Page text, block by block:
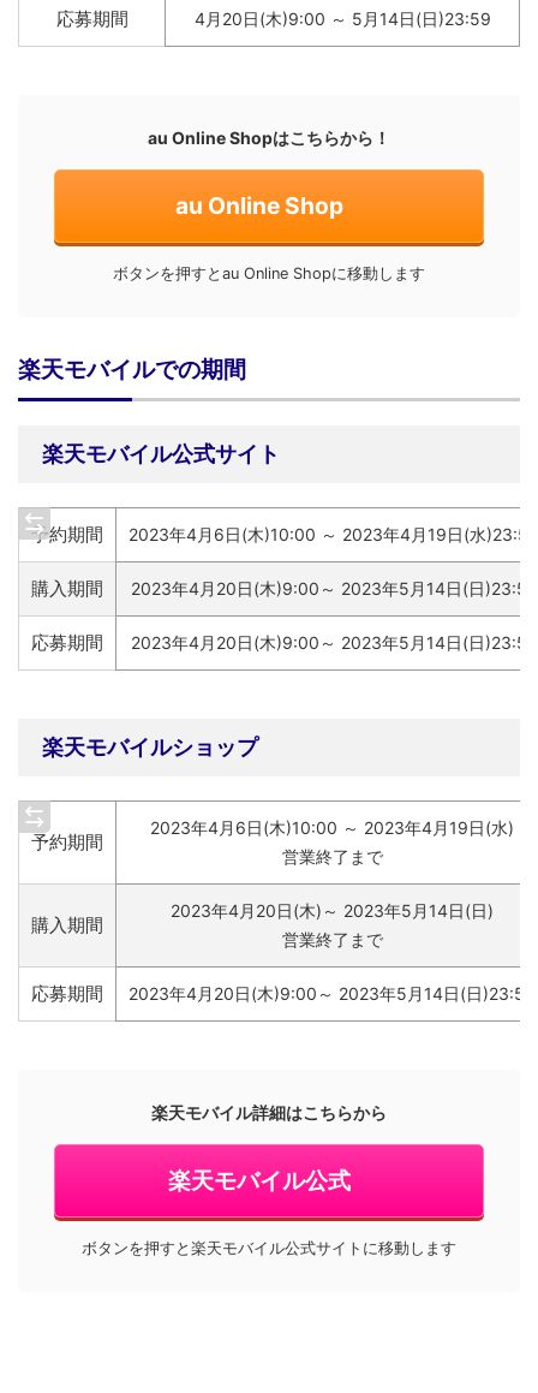
応募期間 4月20日(木)9:00 ～ 5月14日(日)23:59
au Online Shopはこちらから！
au Online Shop
ボタンを押すとau Online Shopに移動します
楽天モバイルでの期間
楽天モバイル公式サイト
予約期間 2023年4月6日(木)10:00 ～ 2023年4月19日(水)23:59
購入期間 2023年4月20日(木)9:00～ 2023年5月14日(日)23:59
応募期間 2023年4月20日(木)9:00～ 2023年5月14日(日)23:59
楽天モバイルショップ
予約期間
2023年4月6日(木)10:00 ～ 2023年4月19日(水)
営業終了まで
購入期間
2023年4月20日(木)～ 2023年5月14日(日)
営業終了まで
応募期間 2023年4月20日(木)9:00～ 2023年5月14日(日)23:59
楽天モバイル詳細はこちらから
楽天モバイル公式
ボタンを押すと楽天モバイル公式サイトに移動します